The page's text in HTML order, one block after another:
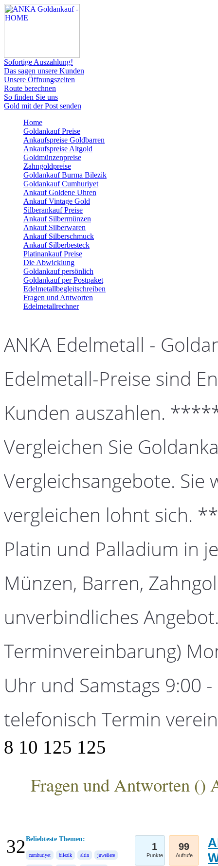
Sofortige Auszahlung!
Das sagen unsere Kunden
Unsere Öffnungszeiten
Route berechnen
So finden Sie uns
Gold mit der Post senden
Home
Goldankauf Preise
Ankaufspreise Goldbarren
Ankaufspreise Altgold
Goldmünzenpreise
Zahngoldpreise
Goldankauf Burma Bilezik
Goldankauf Cumhuriyet
Ankauf Goldene Uhren
Ankauf Vintage Gold
Silberankauf Preise
Ankauf Silbermünzen
Ankauf Silberwaren
Ankauf Silberschmuck
Ankauf Silberbesteck
Platinankauf Preise
Die Abwicklung
Goldankauf persönlich
Goldankauf per Postpaket
Edelmetallbegleitschreiben
Fragen und Antworten
Edelmetallrechner
ANKA Edelmetall -
Edelmetall-Preise sind
Kunden auszahlen.
Vergleichen Sie
Vergleichsangebote. Sie
vergleichen lohnt sich.
Platin und Palladium in
Münzen, Barren,
unverbindliches
Terminvereinbarung)
Uhr und Samstags 9:00
telefonisch Termin
8 10 125 125
Fragen und Antworten ()
Beliebteste Themen:
cumhuriyet bilezik altin juweliere
1
Punkte
99
Aufrufe
32